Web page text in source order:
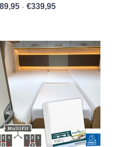
€274,95- €339,95